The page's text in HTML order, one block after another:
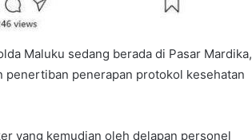
Maluku sedang berada di Pasar Mardika,
penertiban penerapan protokol kesehatan
yang kemudian oleh delapan personel